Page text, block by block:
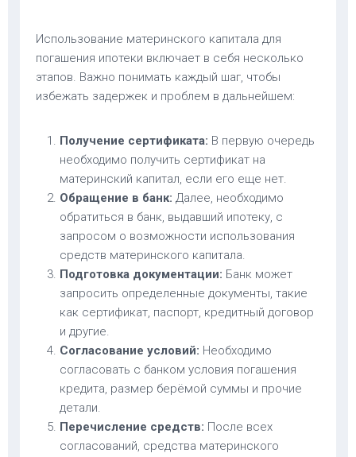
Использование материнского капитала для
погашения ипотеки включает в себя несколько
этапов. Важно понимать каждый шаг, чтобы
избежать задержек и проблем в дальнейшем:
Получение сертификата: В первую очередь
необходимо получить сертификат на
материнский капитал, если его еще нет.
Обращение в банк: Далее, необходимо
обратиться в банк, выдавший ипотеку, с
запросом о возможности использования
средств материнского капитала.
Подготовка документации: Банк может
запросить определенные документы, такие
как сертификат, паспорт, кредитный договор
и другие.
Согласование условий: Необходимо
согласовать с банком условия погашения
кредита, размер берёмой суммы и прочие
детали.
Перечисление средств: После всех
согласований, средства материнского